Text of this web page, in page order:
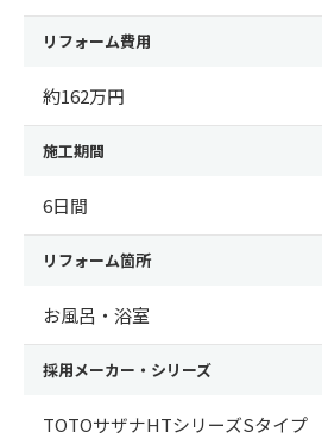
リフォーム費用
約162万円
施工期間
6日間
リフォーム箇所
お風呂・浴室
採用メーカー・シリーズ
TOTOサザナHTシリーズSタイプ